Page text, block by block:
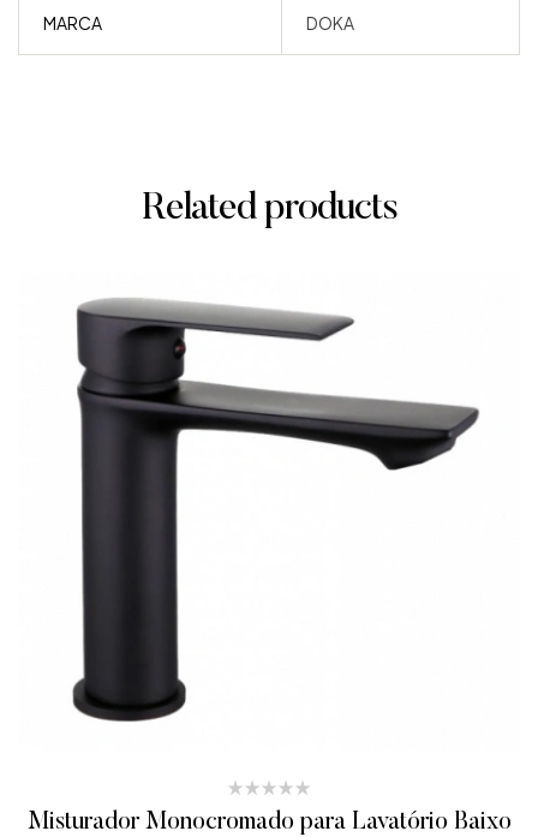
MARCA DOKA
Related products
Misturador Monocromado para Lavatório Baixo